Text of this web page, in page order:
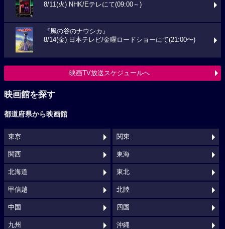
8/11(火) NHK/Eテレにて(09:00～)
『風の谷のナウシカ』
8/14(金) 日本テレビ/金曜ロードショーにて(21:00〜)
映画TV放送スケジュールへ
映画館を探す
都道府県から映画館
東京 関東
関西 東海
北海道 東北
甲信越 北陸
中国 四国
九州 沖縄